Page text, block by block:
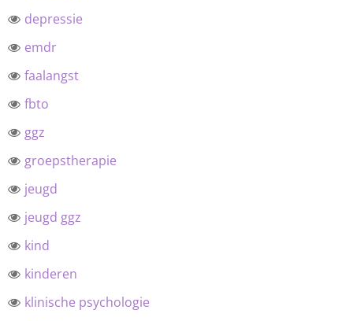
depressie
emdr
faalangst
fbto
ggz
groepstherapie
jeugd
jeugd ggz
kind
kinderen
klinische psychologie